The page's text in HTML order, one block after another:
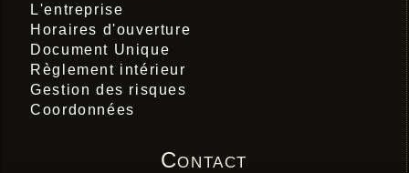
L'entreprise
Horaires d'ouverture
Document Unique
Règlement intérieur
Gestion des risques
Coordonnées
Contact